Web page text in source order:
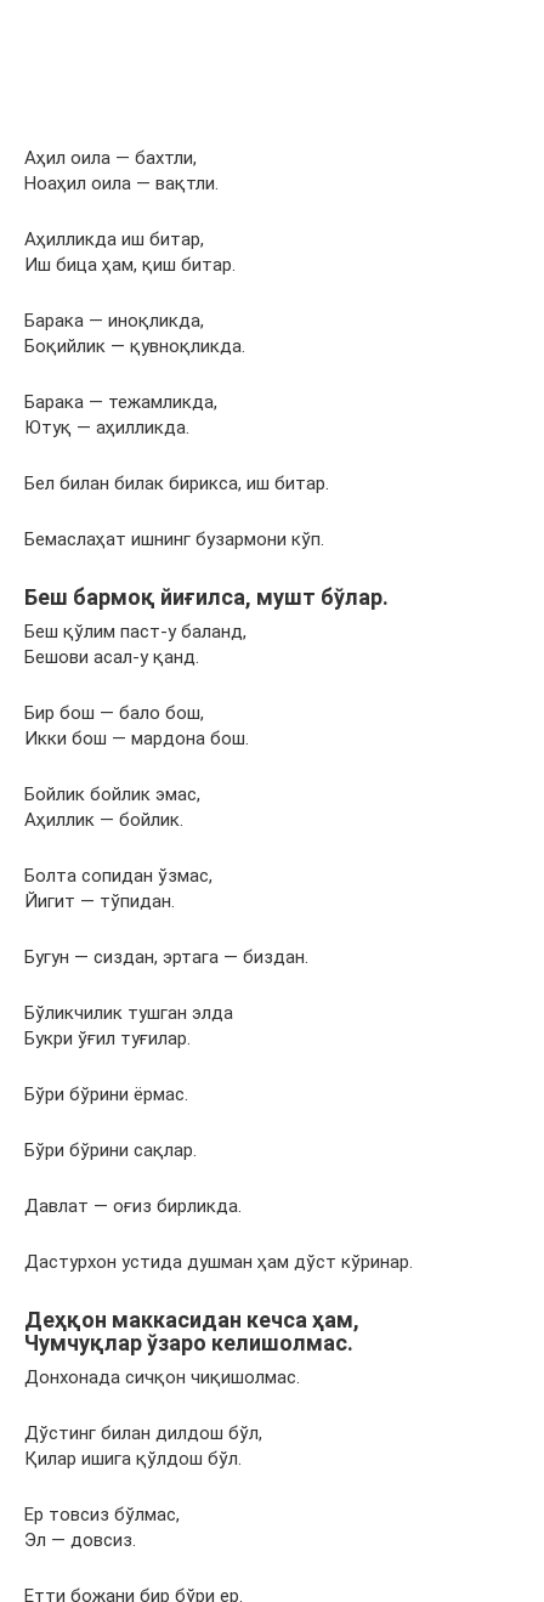
Аҳил оила — бахтли,
Ноаҳил оила — вақтли.
Аҳилликда иш битар,
Иш бица ҳам, қиш битар.
Барака — иноқликда,
Боқийлик — қувноқликда.
Барака — тежамликда,
Ютуқ — аҳилликда.
Бел билан билак бирикса, иш битар.
Бемаслаҳат ишнинг бузармони кўп.
Беш бармоқ йиғилса, мушт бўлар.
Беш қўлим паст-у баланд,
Бешови асал-у қанд.
Бир бош — бало бош,
Икки бош — мардона бош.
Бойлик бойлик эмас,
Аҳиллик — бойлик.
Болта сопидан ўзмас,
Йигит — тўпидан.
Бугун — сиздан, эртага — биздан.
Бўликчилик тушган элда
Букри ўғил туғилар.
Бўри бўрини ёрмас.
Бўри бўрини сақлар.
Давлат — оғиз бирликда.
Дастурхон устида душман ҳам дўст кўринар.
Деҳқон маккасидан кечса ҳам,
Чумчуқлар ўзаро келишолмас.
Донхонада сичқон чиқишолмас.
Дўстинг билан дилдош бўл,
Қилар ишига қўлдош бўл.
Ер товсиз бўлмас,
Эл — довсиз.
Етти божани бир бўри ер.